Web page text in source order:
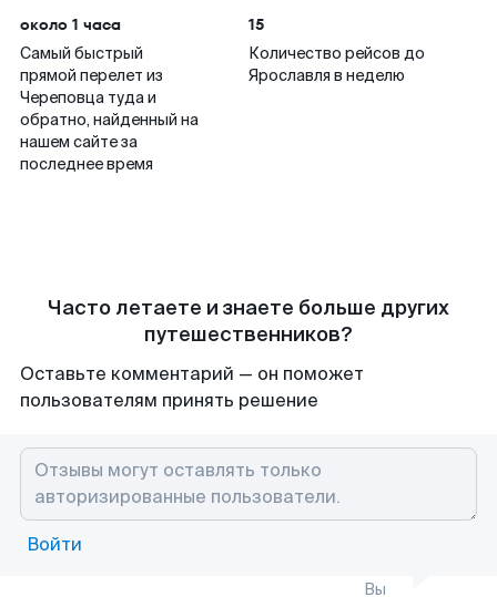
около 1 часа
Самый быстрый
прямой перелет из
Череповца туда и
обратно, найденный на
нашем сайте за
последнее время
15
Количество рейсов до
Ярославля в неделю
Часто летаете и знаете больше других
путешественников?
Оставьте комментарий — он поможет
пользователям принять решение
Войти
Вы